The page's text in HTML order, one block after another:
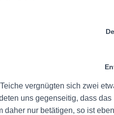
vergnügten sich zwei
uns gegenseitig, dass
daher nur betätigen, so ist